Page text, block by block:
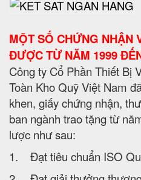
MỘT SỐ CHỨNG NHẬN
ĐƯỢC TỪ NĂM 1999
Công ty Cổ Phần Thiết Bị
Toàn Kho Quỹ Việt Nam
khen, giấy chứng nhận,
ban ngành trao tặng từ
lược như sau:
1. Đạt tiêu chuẩn ISO